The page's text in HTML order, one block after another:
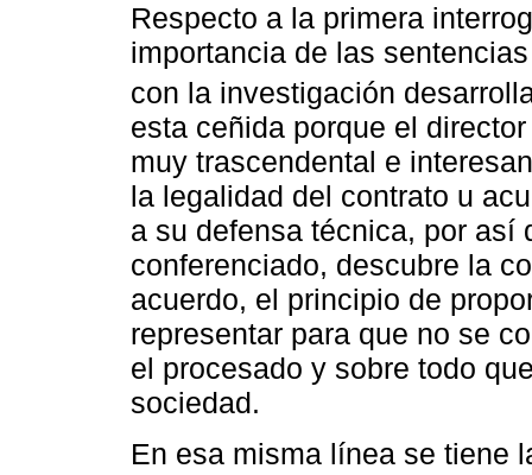
Respecto a la primera
importancia de las
con la investigación
esta ceñida porque el
muy trascendental e
la legalidad del contrato u
a su defensa técnica, por así
conferenciado, descubre la
acuerdo, el principio de
representar para que no se
el procesado y sobre todo
sociedad.
En esa misma línea se tiene